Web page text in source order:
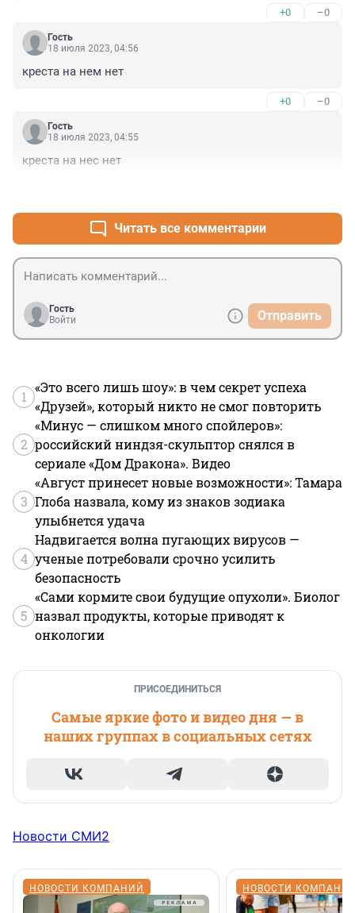
+0 –0
Гость
18 июля 2023, 04:56
креста на нем нет
+0 –0
Гость
18 июля 2023, 04:55
креста на нес нет
Читать все комментарии
Гость
Войти
Отправить
1
«Это всего лишь шоу»: в чем секрет успеха
«Друзей», который никто не смог повторить
2
«Минус — слишком много спойлеров»:
российский ниндзя-скульптор снялся в
сериале «Дом Дракона». Видео
3
«Август принесет новые возможности»: Тамара
Глоба назвала, кому из знаков зодиака
улыбнется удача
4
Надвигается волна пугающих вирусов —
ученые потребовали срочно усилить
безопасность
5
«Сами кормите свои будущие опухоли». Биолог
назвал продукты, которые приводят к
онкологии
ПРИСОЕДИНИТЬСЯ
Самые яркие фото и видео дня — в
наших группах в социальных сетях
Новости СМИ2
НОВОСТИ КОМПАНИЙ НОВОСТИ